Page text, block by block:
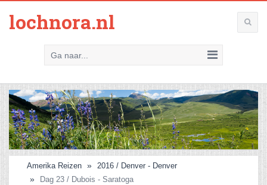
lochnora.nl
Ga naar...
Amerika Reizen
2016 / Denver - Denver
Dag 23 / Dubois - Saratoga